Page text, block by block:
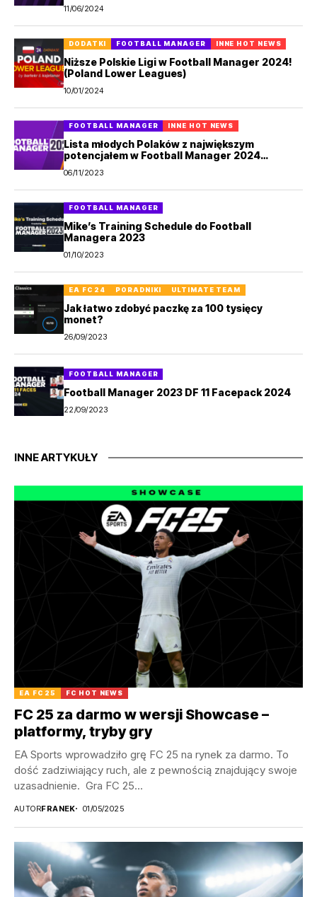
11/06/2024
DODATKI FOOTBALL MANAGER INNE HOT NEWS
Niższe Polskie Ligi w Football Manager 2024!
(Poland Lower Leagues)
10/01/2024
FOOTBALL MANAGER INNE HOT NEWS
Lista młodych Polaków z największym
potencjałem w Football Manager 2024
(Wonderkids)
06/11/2023
FOOTBALL MANAGER
Mike’s Training Schedule do Football
Managera 2023
01/10/2023
EA FC 24 PORADNIKI ULTIMATE TEAM
Jak łatwo zdobyć paczkę za 100 tysięcy
monet?
26/09/2023
FOOTBALL MANAGER
Football Manager 2023 DF 11 Facepack 2024
22/09/2023
INNE ARTYKUŁY
EA FC 25 FC HOT NEWS
FC 25 za darmo w wersji Showcase –
platformy, tryby gry
EA Sports wprowadziło grę FC 25 na rynek za darmo. To
dość zadziwiający ruch, ale z pewnością znajdujący swoje
uzasadnienie. Gra FC 25...
AUTORFRANEK 01/05/2025